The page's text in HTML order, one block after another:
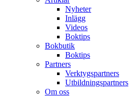
Nyheter
Inlägg
Videos
Boktips
Bokbutik
Boktips
Partners
Verktygspartners
Utbildningspartners
Om oss